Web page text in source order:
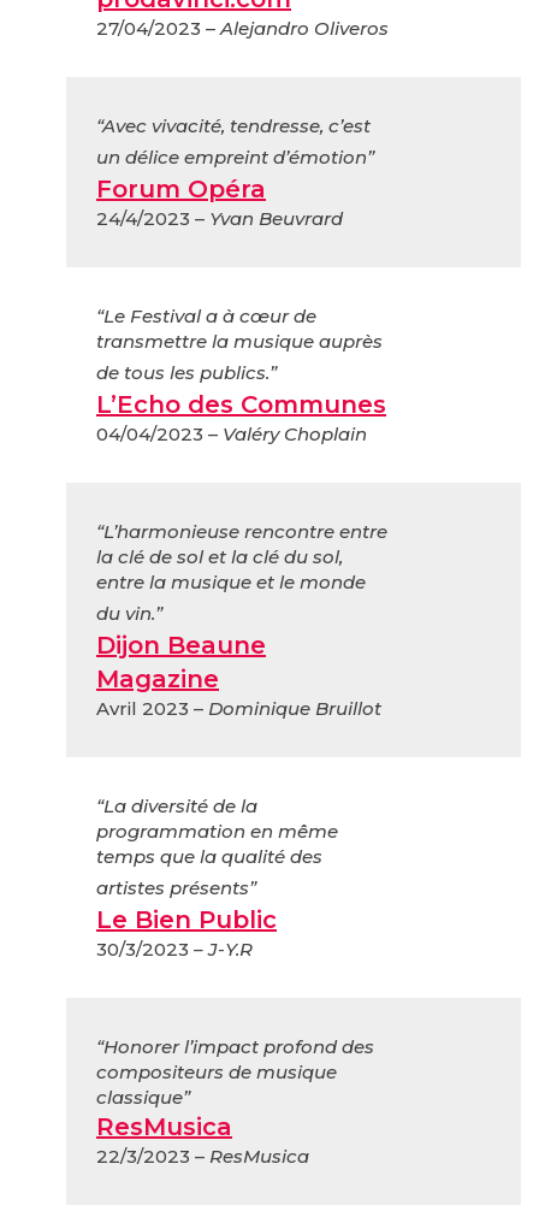
27/04/2023 –Alejandro Oliveros
“Avec vivacité, tendresse, c’est
un délice empreint d’émotion”
Forum Opéra
24/4/2023 – Yvan Beuvrard
“Le Festival a à cœur de
transmettre la musique auprès
de tous les publics.”
L’Echo des Communes
04/04/2023 – Valéry Choplain
“L’harmonieuse rencontre entre
la clé de sol et la clé du sol,
entre la musique et le monde
du vin.”
Dijon Beaune
Magazine
Avril 2023 – Dominique Bruillot
“La diversité de la
programmation en même
temps que la qualité des
artistes présents”
Le Bien Public
30/3/2023 – J-Y.R
“Honorer l’impact profond des
compositeurs de musique
classique”
ResMusica
22/3/2023 – ResMusica